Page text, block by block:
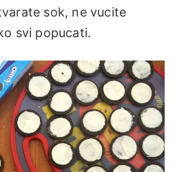
sok, ne vucite
svi popucati.